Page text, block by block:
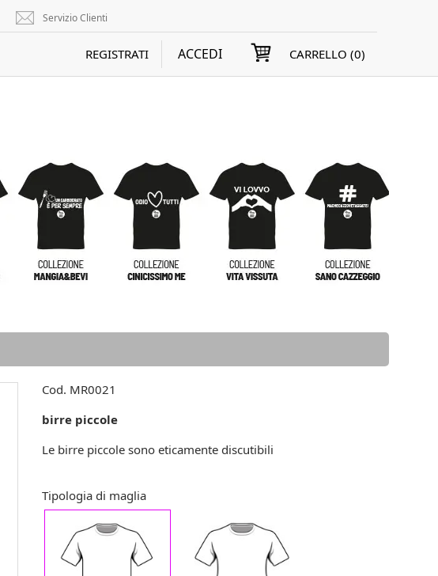
Servizio Clienti
REGISTRATI ACCEDI CARRELLO (0)
Cod. MR0021
birre piccole
Le birre piccole sono eticamente discutibili
Tipologia di maglia